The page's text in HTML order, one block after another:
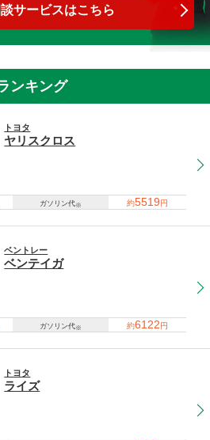
サービスはこちら
ンキング
トヨタ
ヤリスクロス
ガソリン代※ 約5519円
ベントレー
ベンテイガ
ガソリン代※ 約6122円
トヨタ
ライズ